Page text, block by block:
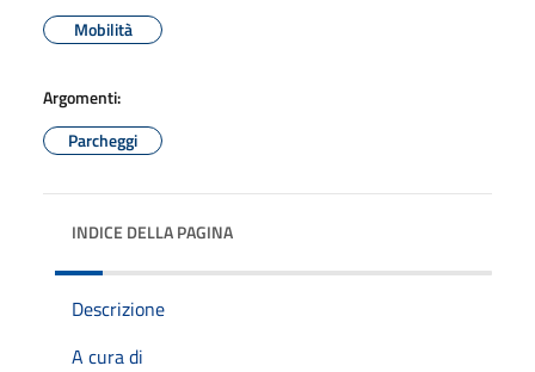
Mobilità
Argomenti:
Parcheggi
INDICE DELLA PAGINA
Descrizione
A cura di